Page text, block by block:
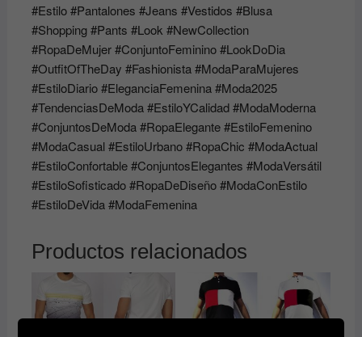
#Estilo #Pantalones #Jeans #Vestidos #Blusa
#Shopping #Pants #Look #NewCollection
#RopaDeMujer #ConjuntoFeminino #LookDoDia
#OutfitOfTheDay #Fashionista #ModaParaMujeres
#EstiloDiario #EleganciaFemenina #Moda2025
#TendenciasDeModa #EstiloYCalidad #ModaModerna
#ConjuntosDeModa #RopaElegante #EstiloFemenino
#ModaCasual #EstiloUrbano #RopaChic #ModaActual
#EstiloConfortable #ConjuntosElegantes #ModaVersátil
#EstiloSofisticado #RopaDeDiseño #ModaConEstilo
#EstiloDeVida #ModaFemenina
Productos relacionados